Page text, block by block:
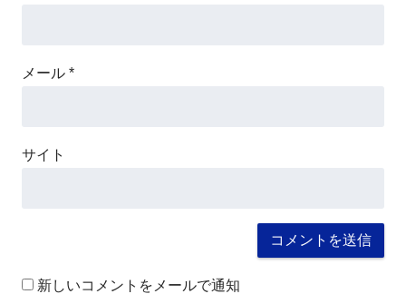
メール *
サイト
新しいコメントをメールで通知